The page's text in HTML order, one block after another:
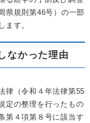
県規則第46号）の一部
ます。
なかった理由
律（令和４年法律第55
定の整理を行ったもの
第４項第８号に該当す